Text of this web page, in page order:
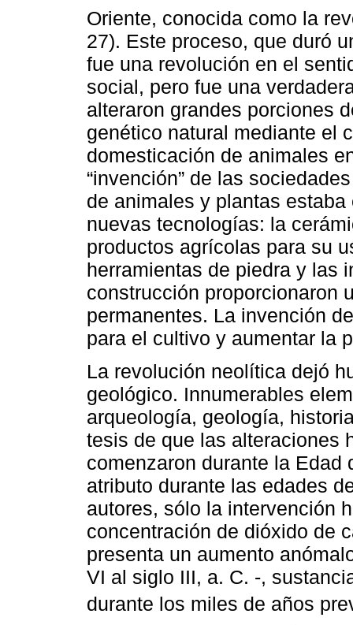
Oriente, conocida como la
27). Este proceso, que duró
fue una revolución en el
social, pero fue una
alteraron grandes porciones
genético natural mediante el
domesticación de animales
“invención” de las
de animales y plantas
nuevas tecnologías: la
productos agrícolas para su
herramientas de piedra y las
construcción proporcionaron
permanentes. La invención
para el cultivo y aumentar la
La revolución neolítica dejó
geológico. Innumerables
arqueología, geología,
tesis de que las alteraciones
comenzaron durante la Edad
atributo durante las edades
autores, sólo la intervención
concentración de dióxido de
presenta un aumento
VI al siglo III, a. C. -,
durante los miles de años